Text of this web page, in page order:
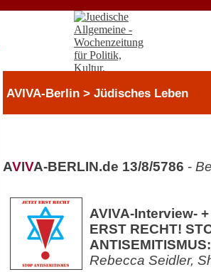
AVIVA-Berlin > Jüdisches Leben
AVIVA-BERLIN.de 13/8/5786 -
AVIVA-Interview-
ERST RECHT!
Rebecca Seidler,